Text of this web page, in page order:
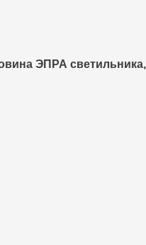
ЭПРА светильника,